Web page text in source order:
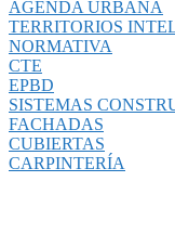
AGENDA URBANA
TERRITORIOS
NORMATIVA
CTE
EPBD
SISTEMAS
FACHADAS
CUBIERTAS
CARPINTERÍA